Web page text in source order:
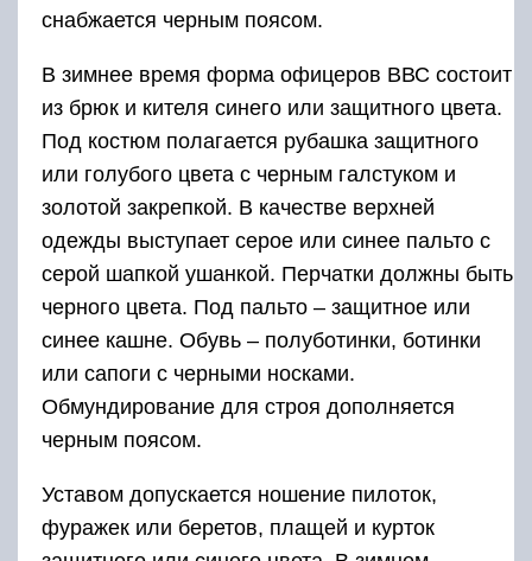
снабжается черным поясом.
В зимнее время форма офицеров ВВС состоит
из брюк и кителя синего или защитного цвета.
Под костюм полагается рубашка защитного
или голубого цвета с черным галстуком и
золотой закрепкой. В качестве верхней
одежды выступает серое или синее пальто с
серой шапкой ушанкой. Перчатки должны быть
черного цвета. Под пальто – защитное или
синее кашне. Обувь – полуботинки, ботинки
или сапоги с черными носками.
Обмундирование для строя дополняется
черным поясом.
Уставом допускается ношение пилоток,
фуражек или беретов, плащей и курток